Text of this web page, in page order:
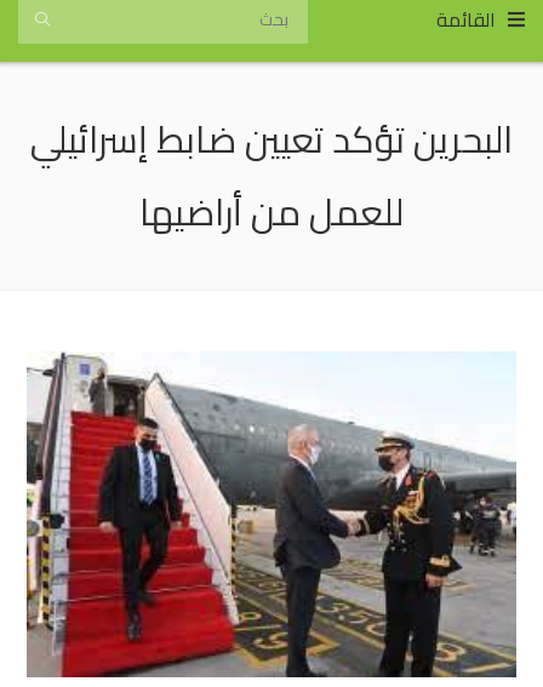
القائمة
البحرين تؤكد تعيين ضابط إسرائيلي
للعمل من أراضيها